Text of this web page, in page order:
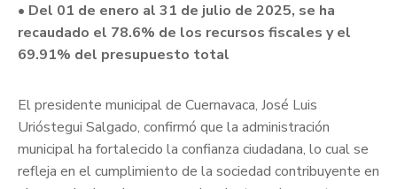
• Del 01 de enero al 31 de julio de 2025, se ha
recaudado el 78.6% de los recursos fiscales y el
69.91% del presupuesto total
El presidente municipal de Cuernavaca, José Luis
Urióstegui Salgado, confirmó que la administración
municipal ha fortalecido la confianza ciudadana, lo cual se
refleja en el cumplimiento de la sociedad contribuyente en